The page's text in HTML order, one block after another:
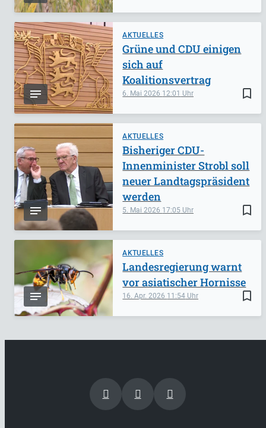
AKTUELLES
bookmark_border
6. Mai 2026 12:01
Grüne und CDU einigen
sich auf
Koalitionsvertrag
AKTUELLES
bookmark_border
5. Mai 2026 17:05
Bisheriger CDU-
Innenminister Strobl soll
neuer Landtagspräsident
werden
AKTUELLES
bookmark_border
16. Apr. 2026 11:54
Landesregierung warnt
vor asiatischer Hornisse